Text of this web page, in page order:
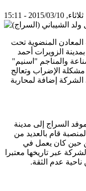
ثلاثاء, 2015/03/10 - 15:11
المنضوية تحت
بمدينة الزويرات أحمد
والمناجم "اسنيم"
الإضراب وتعالج
إضافة لمحاربة
السراج إلى مدينة
قام بالعديد من
حين كان يعمل في
عبر تاريخها معتبرا
عدم الثقة.